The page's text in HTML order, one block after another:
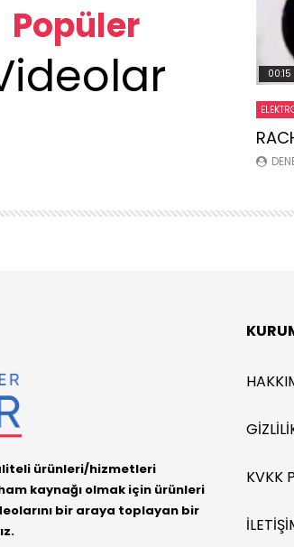
Popüler
00:15
ürünleri/hizmetleri
kaynağı olmak için ürünleri
bir araya toplayan bir
KVKK